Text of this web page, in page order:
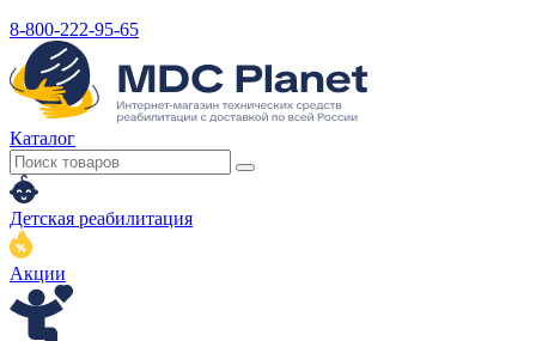
8-800-222-95-65
Каталог
Детская реабилитация
Акции